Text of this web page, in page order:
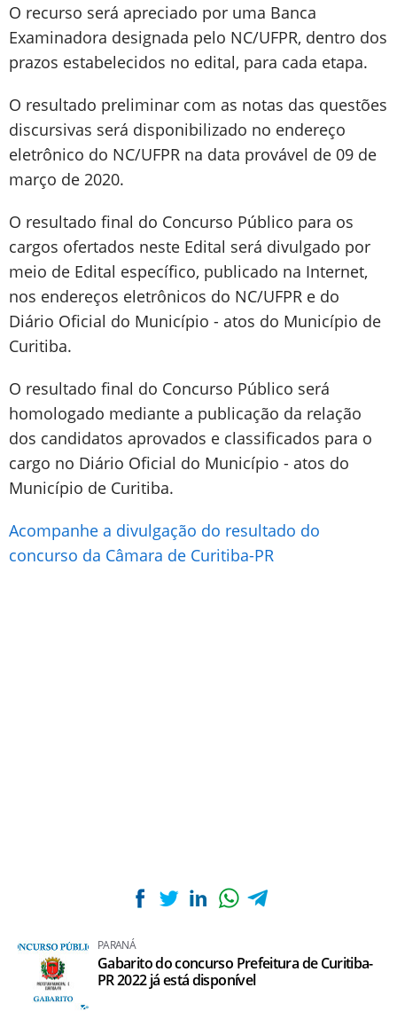
O recurso será apreciado por uma Banca
Examinadora designada pelo NC/UFPR, dentro dos
prazos estabelecidos no edital, para cada etapa.
O resultado preliminar com as notas das questões
discursivas será disponibilizado no endereço
eletrônico do NC/UFPR na data provável de 09 de
março de 2020.
O resultado final do Concurso Público para os
cargos ofertados neste Edital será divulgado por
meio de Edital específico, publicado na Internet,
nos endereços eletrônicos do NC/UFPR e do
Diário Oficial do Município - atos do Município de
Curitiba.
O resultado final do Concurso Público será
homologado mediante a publicação da relação
dos candidatos aprovados e classificados para o
cargo no Diário Oficial do Município - atos do
Município de Curitiba.
Acompanhe a divulgação do resultado do
concurso da Câmara de Curitiba-PR
PARANÁ
Gabarito do concurso Prefeitura de Curitiba-
PR 2022 já está disponível